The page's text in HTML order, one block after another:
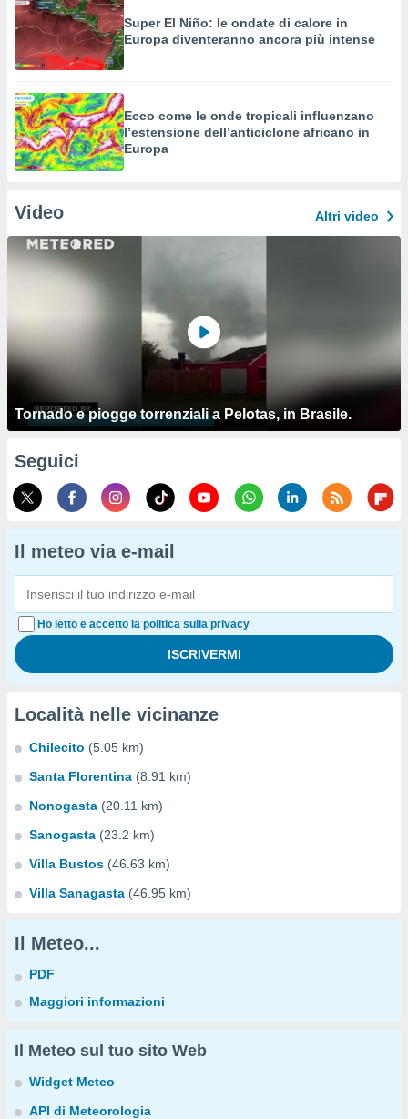
Super El Niño: le ondate di calore in
Europa diventeranno ancora più intense
Ecco come le onde tropicali influenzano
l’estensione dell’anticiclone africano in
Europa
Video Altri video
Tornado e piogge torrenziali a Pelotas, in Brasile.
Seguici
Il meteo via e-mail
Ho letto e accetto la politica sulla privacy
Località nelle vicinanze
Chilecito (5.05 km)
Santa Florentina (8.91 km)
Nonogasta (20.11 km)
Sanogasta (23.2 km)
Villa Bustos (46.63 km)
Villa Sanagasta (46.95 km)
Il Meteo...
PDF
Maggiori informazioni
Il Meteo sul tuo sito Web
Widget Meteo
API di Meteorologia